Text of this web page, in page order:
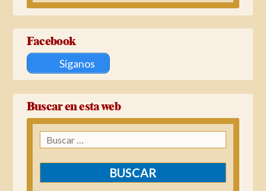
Facebook
Síganos
Buscar en esta web
Buscar: